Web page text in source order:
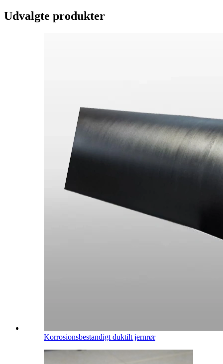
Udvalgte produkter
Korrosionsbestandigt duktilt jernrør